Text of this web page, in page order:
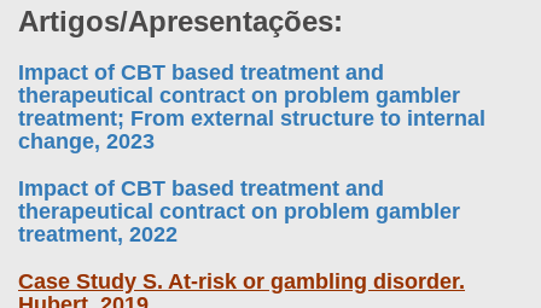
Artigos/Apresentações:
Impact of CBT based treatment and
therapeutical contract on problem gambler
treatment; From external structure to internal
change, 2023
Impact of CBT based treatment and
therapeutical contract on problem gambler
treatment, 2022
Case Study S. At-risk or gambling disorder.